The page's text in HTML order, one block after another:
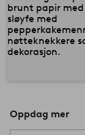
Oppdag mer